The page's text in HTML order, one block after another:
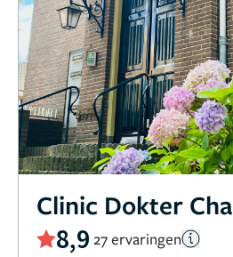
Clinic Dokter
8,9 27 ervaringen